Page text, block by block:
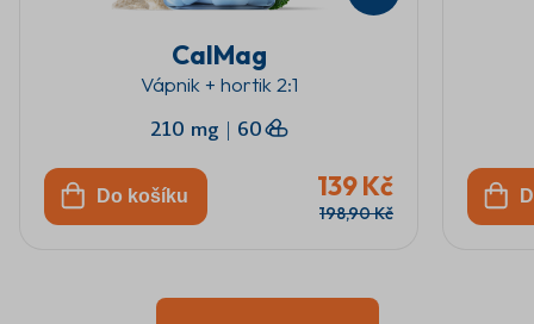
CalMag
Vápnik + hortik 2:1
210 mg | 60
Do košíku 139 Kč
198,90 Kč